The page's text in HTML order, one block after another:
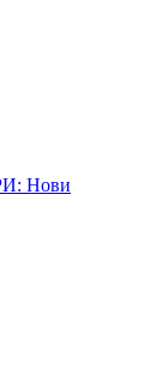
Нови